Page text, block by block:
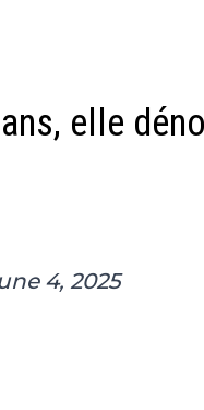
elle
4, 2025